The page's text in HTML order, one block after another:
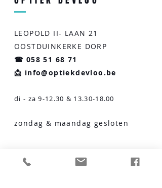
LEOPOLD II- LAAN 21
OOSTDUINKERKE DORP
☎ 058 51 68 71
📩 info@optiekdevloo.be
di - za 9-12.30 & 13.30-18.00
zondag & maandag gesloten
VRAGEN?